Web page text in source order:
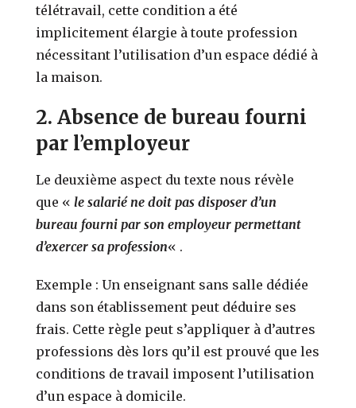
télétravail, cette condition a été
implicitement élargie à toute profession
nécessitant l’utilisation d’un espace dédié à
la maison.
2. Absence de bureau fourni
par l’employeur
Le deuxième aspect du texte nous révèle
que «le salarié ne doit pas disposer d’un
bureau fourni par son employeur permettant
d’exercer sa profession« .
Exemple : Un enseignant sans salle dédiée
dans son établissement peut déduire ses
frais. Cette règle peut s’appliquer à d’autres
professions dès lors qu’il est prouvé que les
conditions de travail imposent l’utilisation
d’un espace à domicile.